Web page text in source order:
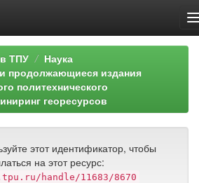
ТПУ
Наука
продолжающиеся издания
политехнического
георесурсов
этот идентификатор, чтобы
на этот ресурс:
handle/11683/8670